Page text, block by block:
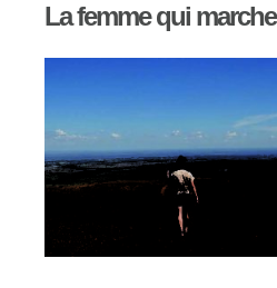
La femme qui marche